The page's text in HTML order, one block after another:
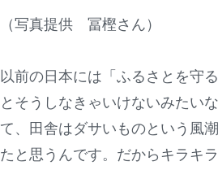
（写真提供 冨樫さん）
以前の日本には「ふるさとを守
とそうしなきゃいけないみたい
て、田舎はダサいものという風
たと思うんです。だからキラキ